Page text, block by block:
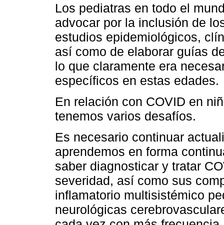
Los pediatras en todo el
advocar por la inclusión de
estudios epidemiológicos,
así como de elaborar guías
lo que claramente era
específicos en estas edades.
En relación con COVID en
tenemos varios desafíos.
Es necesario continuar
aprendemos en forma
saber diagnosticar y tratar
severidad, así como sus
inflamatorio multisistémico
neurológicas